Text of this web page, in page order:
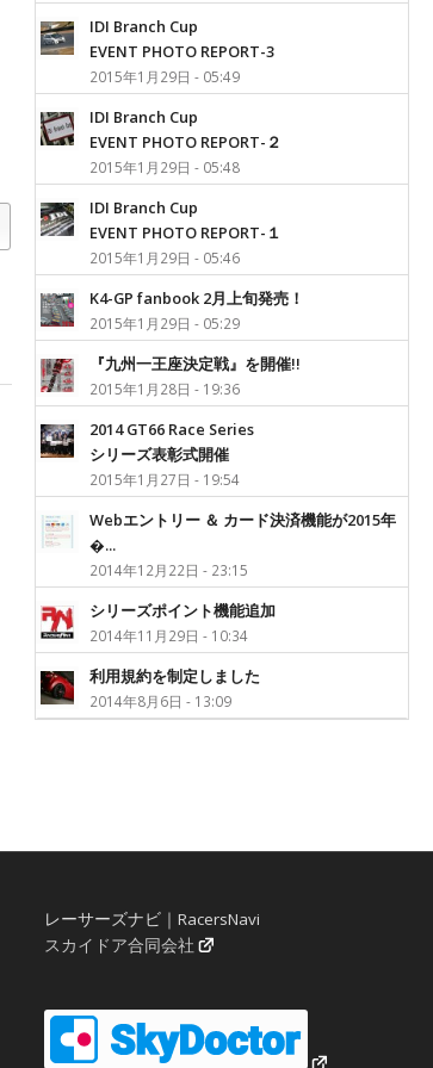
IDI Branch Cup
EVENT PHOTO REPORT-3
2015年1月29日 - 05:49
IDI Branch Cup
EVENT PHOTO REPORT-２
2015年1月29日 - 05:48
IDI Branch Cup
EVENT PHOTO REPORT-１
2015年1月29日 - 05:46
K4-GP fanbook 2月上旬発売！
2015年1月29日 - 05:29
『九州一王座決定戦』を開催!!
2015年1月28日 - 19:36
2014 GT66 Race Series
シリーズ表彰式開催
2015年1月27日 - 19:54
Webエントリー ＆ カード決済機能が2015年
�...
2014年12月22日 - 23:15
シリーズポイント機能追加
2014年11月29日 - 10:34
利用規約を制定しました
2014年8月6日 - 13:09
レーサーズナビ｜RacersNavi
スカイドア合同会社